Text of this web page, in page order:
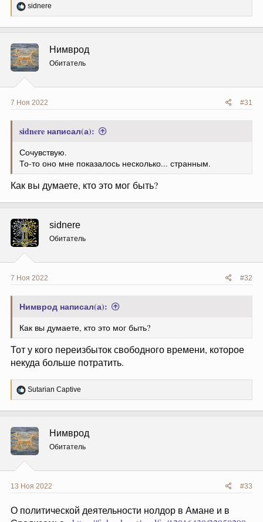
Р
е
ц
и
и
:
sidnere
Нимврод
Обитатель
7 Ноя 2022 #31
sidnere написал(а):
Сочувствую.
То-то оно мне показалось несколько... странным.
Как вы думаете, кто это мог быть?
sidnere
Обитатель
7 Ноя 2022 #32
Нимврод написал(а):
Как вы думаете, кто это мог быть?
Тот у кого переизбыток свободного времени, которое
некуда больше потратить.
Р
е
ц
и
и
:
Sutarian Captive
Нимврод
Обитатель
13 Ноя 2022 #33
О политической деятельности нолдор в Амане и в